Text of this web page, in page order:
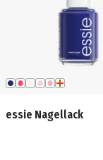
essie Nagellack